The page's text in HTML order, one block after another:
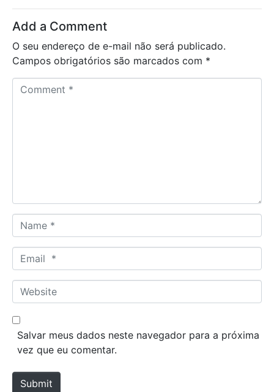
Add a Comment
O seu endereço de e-mail não será publicado.
Campos obrigatórios são marcados com *
a
m
*
m
a
*
W
e
b
e
Salvar meus dados neste navegador para a próxima
vez que eu comentar.
Submit